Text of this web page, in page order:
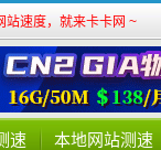
站速度，就来卡卡网 ~
速 本地网站测速